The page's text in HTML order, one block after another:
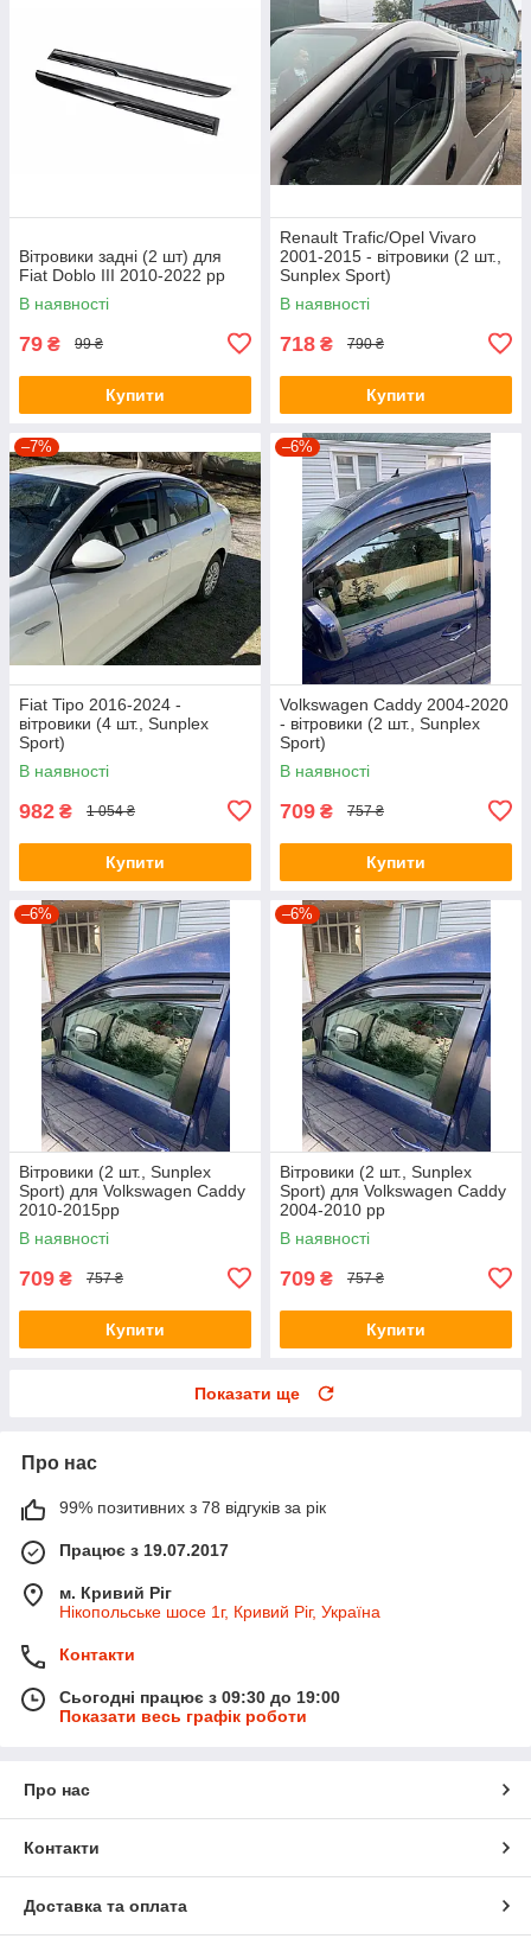
Вітровики задні (2 шт) для
Fiat Doblo III 2010-2022 рр
В наявності
79 ₴ 99 ₴
Купити
Renault Trafic/Opel Vivaro
2001-2015 - вітровики (2 шт.,
Sunplex Sport)
В наявності
718 ₴ 790 ₴
Купити
–7%
Fiat Tipo 2016-2024 -
вітровики (4 шт., Sunplex
Sport)
В наявності
982 ₴ 1 054 ₴
Купити
–6%
Volkswagen Caddy 2004-2020
- вітровики (2 шт., Sunplex
Sport)
В наявності
709 ₴ 757 ₴
Купити
–6%
Вітровики (2 шт., Sunplex
Sport) для Volkswagen Caddy
2010-2015рр
В наявності
709 ₴ 757 ₴
Купити
–6%
Вітровики (2 шт., Sunplex
Sport) для Volkswagen Caddy
2004-2010 рр
В наявності
709 ₴ 757 ₴
Купити
Показати ще
Про нас
99% позитивних з 78 відгуків за рік
Працює з 19.07.2017
м. Кривий Ріг
Нікопольське шосе 1г, Кривий Ріг, Україна
Контакти
Сьогодні працює з 09:30 до 19:00
Показати весь графік роботи
Про нас
Контакти
Доставка та оплата